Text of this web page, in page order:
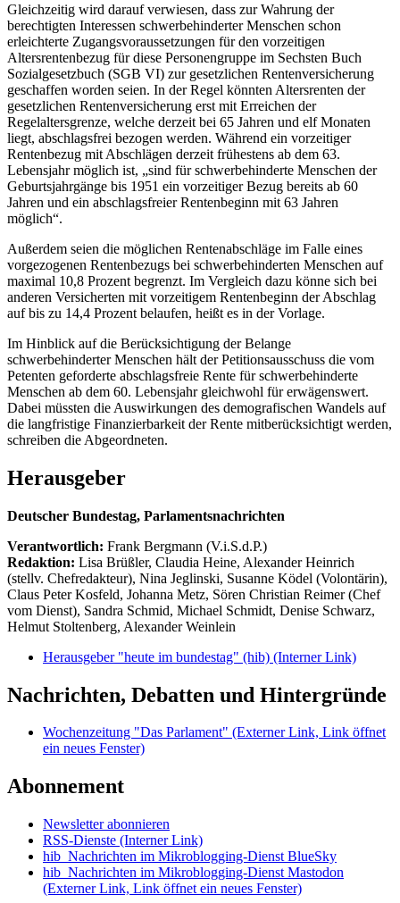
Gleichzeitig wird darauf verwiesen, dass zur Wahrung der
berechtigten Interessen schwerbehinderter Menschen schon
erleichterte Zugangsvoraussetzungen für den vorzeitigen
Altersrentenbezug für diese Personengruppe im Sechsten Buch
Sozialgesetzbuch (SGB VI) zur gesetzlichen Rentenversicherung
geschaffen worden seien. In der Regel könnten Altersrenten der
gesetzlichen Rentenversicherung erst mit Erreichen der
Regelaltersgrenze, welche derzeit bei 65 Jahren und elf Monaten
liegt, abschlagsfrei bezogen werden. Während ein vorzeitiger
Rentenbezug mit Abschlägen derzeit frühestens ab dem 63.
Lebensjahr möglich ist, „sind für schwerbehinderte Menschen der
Geburtsjahrgänge bis 1951 ein vorzeitiger Bezug bereits ab 60
Jahren und ein abschlagsfreier Rentenbeginn mit 63 Jahren
möglich“.
Außerdem seien die möglichen Rentenabschläge im Falle eines
vorgezogenen Rentenbezugs bei schwerbehinderten Menschen auf
maximal 10,8 Prozent begrenzt. Im Vergleich dazu könne sich bei
anderen Versicherten mit vorzeitigem Rentenbeginn der Abschlag
auf bis zu 14,4 Prozent belaufen, heißt es in der Vorlage.
Im Hinblick auf die Berücksichtigung der Belange
schwerbehinderter Menschen hält der Petitionsausschuss die vom
Petenten geforderte abschlagsfreie Rente für schwerbehinderte
Menschen ab dem 60. Lebensjahr gleichwohl für erwägenswert.
Dabei müssten die Auswirkungen des demografischen Wandels auf
die langfristige Finanzierbarkeit der Rente mitberücksichtigt werden,
schreiben die Abgeordneten.
Herausgeber
Deutscher Bundestag, Parlamentsnachrichten
Verantwortlich: Frank Bergmann (V.i.S.d.P.)
Redaktion: Lisa Brüßler, Claudia Heine, Alexander Heinrich
(stellv. Chefredakteur), Nina Jeglinski, Susanne Ködel (Volontärin),
Claus Peter Kosfeld, Johanna Metz, Sören Christian Reimer (Chef
vom Dienst), Sandra Schmid, Michael Schmidt, Denise Schwarz,
Helmut Stoltenberg, Alexander Weinlein
Herausgeber "heute im bundestag" (hib) (Interner Link)
Nachrichten, Debatten und Hintergründe
Wochenzeitung "Das Parlament" (Externer Link, Link öffnet
ein neues Fenster)
Abonnement
Newsletter abonnieren
RSS-Dienste (Interner Link)
hib_Nachrichten im Mikroblogging-Dienst BlueSky
hib_Nachrichten im Mikroblogging-Dienst Mastodon
(Externer Link, Link öffnet ein neues Fenster)